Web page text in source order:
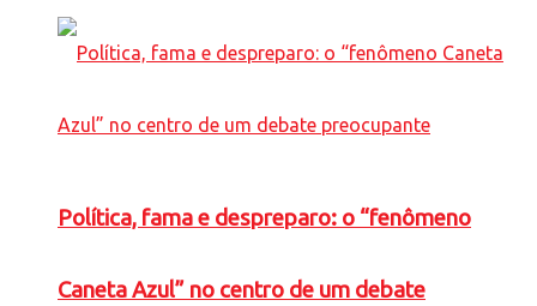
Política, fama e despreparo: o “fenômeno
Caneta Azul” no centro de um debate